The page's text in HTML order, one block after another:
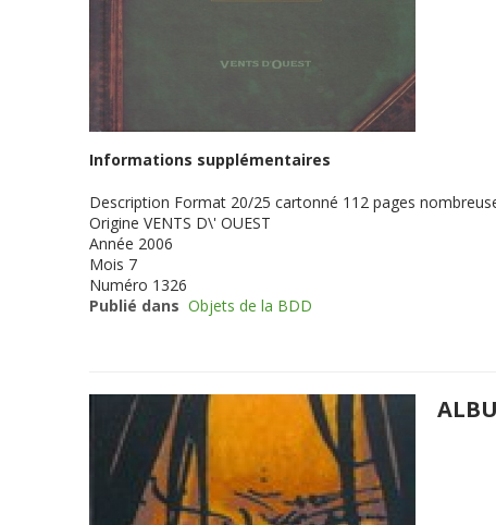
Informations supplémentaires
Description Format 20/25 cartonné 112 pages
Origine VENTS D\' OUEST
Année 2006
Mois 7
Numéro 1326
Publié dans Objets de la BDD